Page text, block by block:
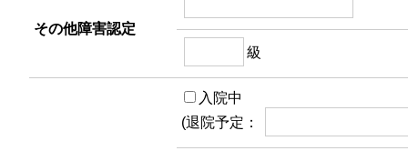
その他障害認定
級
入院中
(退院予定：